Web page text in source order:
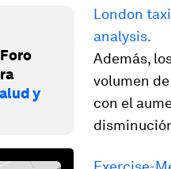
y
London
analysis.
Además,
volumen
con el